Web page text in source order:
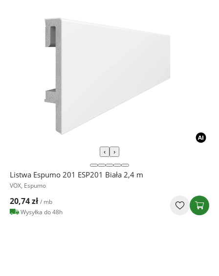
‹ ›
Listwa Espumo 201 ESP201 Biała 2,4 m
VOX, Espumo
20,74 zł / mb
Wysyłka do 48h